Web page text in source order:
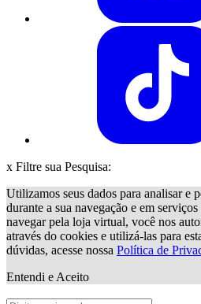
x Filtre sua Pesquisa:
Utilizamos seus dados para analisar e
durante a sua navegação e em
navegar pela loja virtual, você nos
através do cookies e utilizá-las para
dúvidas, acesse nossa Política de
Entendi e Aceito